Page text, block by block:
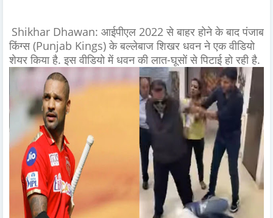
Shikhar Dhawan: आईपीएल 2022 से बाहर होने के बाद पंजाब
किंग्स (Punjab Kings) के बल्लेबाज शिखर धवन ने एक वीडियो
शेयर किया है. इस वीडियो में धवन की लात-घूसों से पिटाई हो रही है.